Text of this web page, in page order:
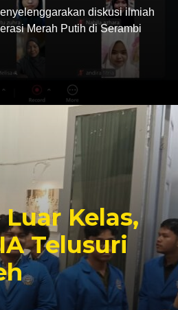
diskusi ilmiah
Merah Putih di Serambi
Kelas,
Telusuri